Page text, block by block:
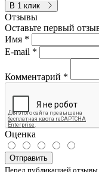
В 1 клик
Отзывы
Оставьте первый
Имя *
E-mail *
Комментарий *
Оценка
Отправить
Перед публикацией